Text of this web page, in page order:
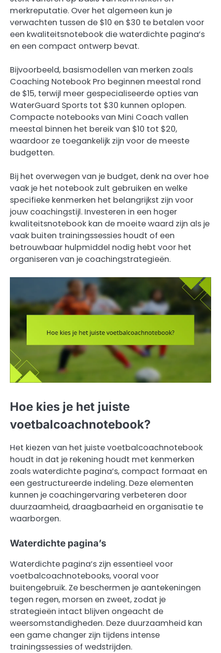
merkreputatie. Over het algemeen kun je
verwachten tussen de $10 en $30 te betalen voor
een kwaliteitsnotebook die waterdichte pagina’s
en een compact ontwerp bevat.
Bijvoorbeeld, basismodellen van merken zoals
Coaching Notebook Pro beginnen meestal rond
de $15, terwijl meer gespecialiseerde opties van
WaterGuard Sports tot $30 kunnen oplopen.
Compacte notebooks van Mini Coach vallen
meestal binnen het bereik van $10 tot $20,
waardoor ze toegankelijk zijn voor de meeste
budgetten.
Bij het overwegen van je budget, denk na over hoe
vaak je het notebook zult gebruiken en welke
specifieke kenmerken het belangrijkst zijn voor
jouw coachingstijl. Investeren in een hoger
kwaliteitsnotebook kan de moeite waard zijn als je
vaak buiten trainingssessies houdt of een
betrouwbaar hulpmiddel nodig hebt voor het
organiseren van je coachingstrategieën.
Hoe kies je het juiste
voetbalcoachnotebook?
Het kiezen van het juiste voetbalcoachnotebook
houdt in dat je rekening houdt met kenmerken
zoals waterdichte pagina’s, compact formaat en
een gestructureerde indeling. Deze elementen
kunnen je coachingervaring verbeteren door
duurzaamheid, draagbaarheid en organisatie te
waarborgen.
Waterdichte pagina’s
Waterdichte pagina’s zijn essentieel voor
voetbalcoachnotebooks, vooral voor
buitengebruik. Ze beschermen je aantekeningen
tegen regen, morsen en zweet, zodat je
strategieën intact blijven ongeacht de
weersomstandigheden. Deze duurzaamheid kan
een game changer zijn tijdens intense
trainingssessies of wedstrijden.